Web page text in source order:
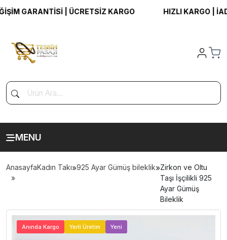
GARANTİSİ | ÜCRETSİZ KARGO HIZLI KARGO | İADE
MENU
AnasayfaKadın Takı»925 Ayar Gümüş bileklik»Zirkon ve Oltu
Taşı İşçilikli 925
Ayar Gümüş
Bileklik
Anında Kargo Yerli Üretim Yeni